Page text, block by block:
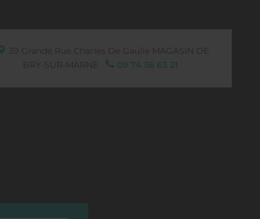
39 Grande Rue Charles De Gaulle
MAGASIN DE
BRY-SUR-MARNE
09 74 56 63 21